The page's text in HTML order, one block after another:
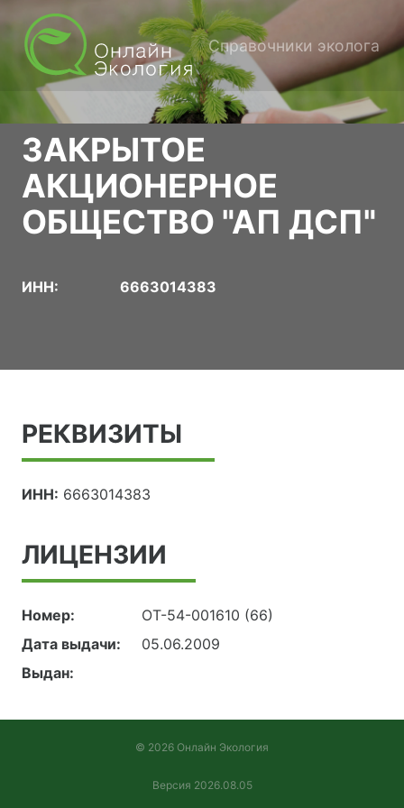
Справочники эколога
ЗАКРЫТОЕ
АКЦИОНЕРНОЕ
ОБЩЕСТВО "АП ДСП"
ИНН: 6663014383
РЕКВИЗИТЫ
ИНН: 6663014383
ЛИЦЕНЗИИ
Номер:
ОТ-54-001610 (66)
Дата выдачи:
05.06.2009
Выдан:
© 2026 Онлайн Экология
Версия 2026.08.05